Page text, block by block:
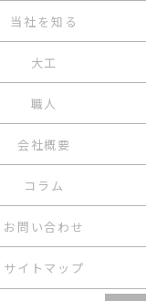
当社を知る
大工
職人
会社概要
コラム
お問い合わせ
サイトマップ